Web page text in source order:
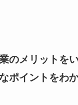
のメリットを
ポイントをわ